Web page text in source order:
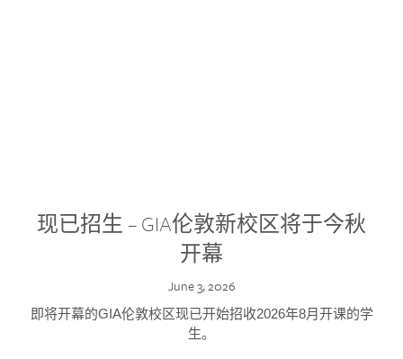
现已招生 – GIA伦敦新校区将于今秋
开幕
June 3, 2026
即将开幕的GIA伦敦校区现已开始招收2026年8月开课的学
生。